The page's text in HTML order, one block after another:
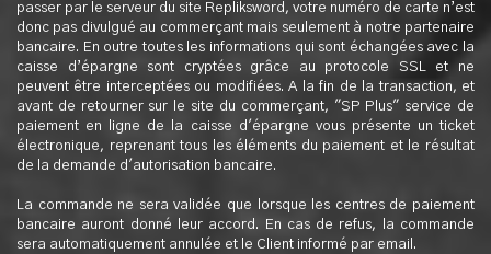
passer par le serveur du site Repliksword, votre numéro de carte n’est
donc pas divulgué au commerçant mais seulement à notre partenaire
bancaire. En outre toutes les informations qui sont échangées avec la
caisse d’épargne sont cryptées grâce au protocole SSL et ne
peuvent être interceptées ou modifiées. A la fin de la transaction, et
avant de retourner sur le site du commerçant, "SP Plus" service de
paiement en ligne de la caisse d'épargne vous présente un ticket
électronique, reprenant tous les éléments du paiement et le résultat
de la demande d'autorisation bancaire.
La commande ne sera validée que lorsque les centres de paiement
bancaire auront donné leur accord. En cas de refus, la commande
sera automatiquement annulée et le Client informé par email.